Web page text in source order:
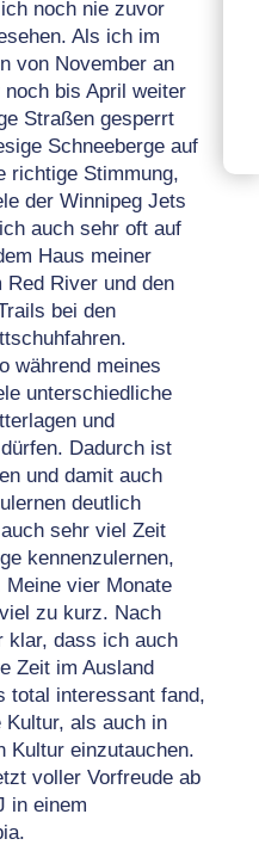
noch nie zuvor
Als ich im
von November an
bis April weiter
Straßen gesperrt
Schneeberge auf
richtige Stimmung,
der Winnipeg Jets
auch sehr oft auf
Haus meiner
River und den
bei den
während meines
unterschiedliche
und
Dadurch ist
und damit auch
deutlich
sehr viel Zeit
kennenzulernen,
vier Monate
zu kurz. Nach
klar, dass ich auch
Zeit im Ausland
total interessant fand,
als auch in
Kultur einzutauchen.
voller Vorfreude ab
in einem